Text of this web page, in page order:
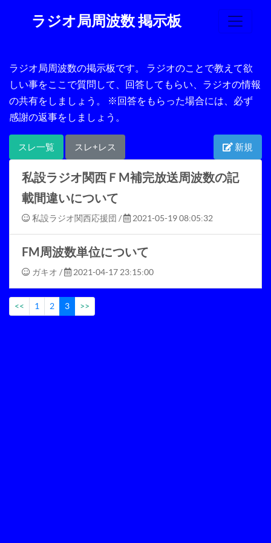
ラジオ局周波数 掲示板
ラジオ局周波数の掲示板です。 ラジオのことで教えて欲
しい事をここで質問して、回答してもらい、ラジオの情報
の共有をしましょう。 ※回答をもらった場合には、必ず
感謝の返事をしましょう。
スレ一覧 スレ+レス 新規
私設ラジオ関西ＦM補完放送周波数の記
載間違いについて
私設ラジオ関西応援団 / 2021-05-19 08:05:32
FM周波数単位について
ガキオ / 2021-04-17 23:15:00
<< 1 2 3 >>